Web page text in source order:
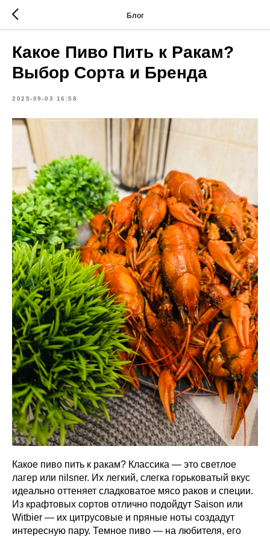
Блог
Какое Пиво Пить к Ракам?
Выбор Сорта и Бренда
2025-09-03 16:58
Какое пиво пить к ракам? Классика — это светлое
лагер или пilsner. Их легкий, слегка горьковатый вкус
идеально оттеняет сладковатое мясо раков и специи.
Из крафтовых сортов отлично подойдут Saison или
Witbier — их цитрусовые и пряные ноты создадут
интересную пару. Темное пиво — на любителя, его